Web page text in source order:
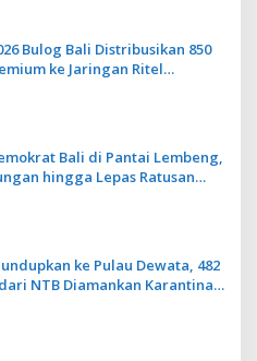
Bulog Bali Distribusikan 850
ke Jaringan Ritel
Bali di Pantai Lembeng,
hingga Lepas Ratusan
Nala
ke Pulau Dewata, 482
NTB Diamankan Karantina